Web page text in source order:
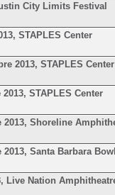
City Limits Festival
STAPLES Center
2013, STAPLES Center
STAPLES Center
Shoreline
Santa Barbara
Live Nation